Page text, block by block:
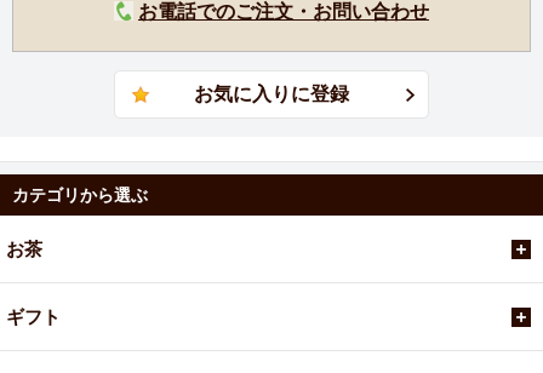
お電話でのご注文・お問い合わせ
カテゴリから選ぶ
お茶
ギフト